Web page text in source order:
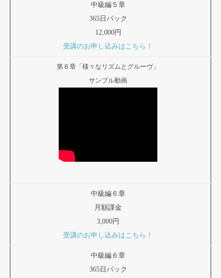
中級編５章
365日パック
12,000円
受講のお申し込みはこちら！
第６章「様々なリズムとグルーヴ」
サンプル動画
中級編６章
月額課金
3,000円
受講のお申し込みはこちら！
中級編６章
365日パック